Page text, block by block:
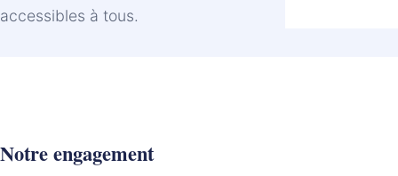
accessibles à tous.
Notre engagement